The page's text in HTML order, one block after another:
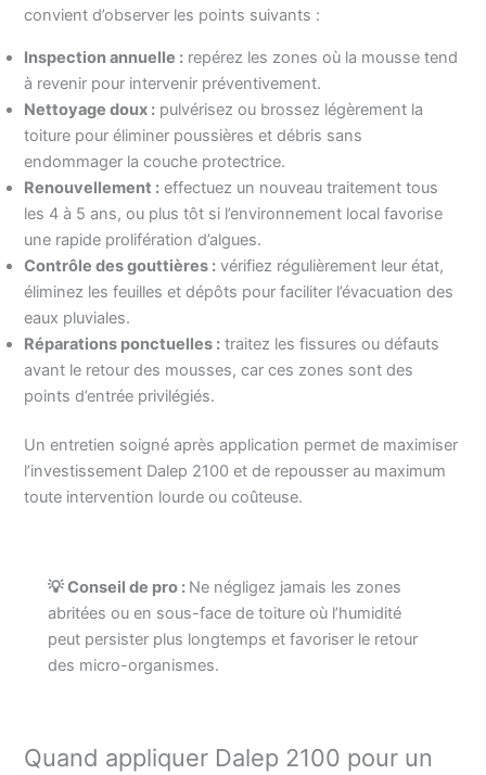
convient d’observer les points suivants :
Inspection annuelle : repérez les zones où la mousse tend
à revenir pour intervenir préventivement.
Nettoyage doux : pulvérisez ou brossez légèrement la
toiture pour éliminer poussières et débris sans
endommager la couche protectrice.
Renouvellement : effectuez un nouveau traitement tous
les 4 à 5 ans, ou plus tôt si l’environnement local favorise
une rapide prolifération d’algues.
Contrôle des gouttières : vérifiez régulièrement leur état,
éliminez les feuilles et dépôts pour faciliter l’évacuation des
eaux pluviales.
Réparations ponctuelles : traitez les fissures ou défauts
avant le retour des mousses, car ces zones sont des
points d’entrée privilégiés.
Un entretien soigné après application permet de maximiser
l’investissement Dalep 2100 et de repousser au maximum
toute intervention lourde ou coûteuse.
💡 Conseil de pro : Ne négligez jamais les zones
abritées ou en sous-face de toiture où l’humidité
peut persister plus longtemps et favoriser le retour
des micro-organismes.
Quand appliquer Dalep 2100 pour un